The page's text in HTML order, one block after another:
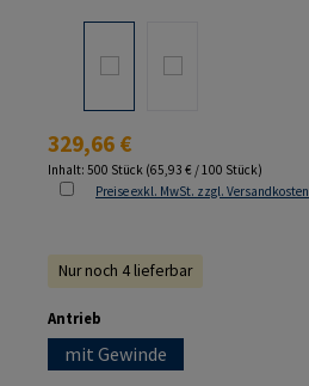
Regulärer Preis:
329,66 €
Inhalt: 500 Stück (65,93 € / 100 Stück)
Preise exkl. MwSt. zzgl. Versandkosten
Nur noch 4 lieferbar
Antrieb
mit Gewinde